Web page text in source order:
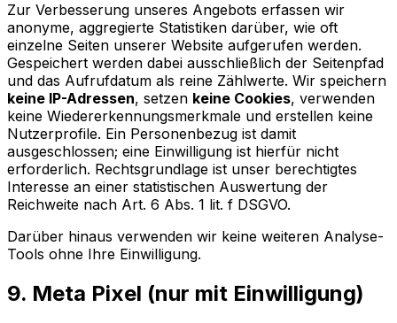
Zur Verbesserung unseres Angebots erfassen wir
anonyme, aggregierte Statistiken darüber, wie oft
einzelne Seiten unserer Website aufgerufen werden.
Gespeichert werden dabei ausschließlich der Seitenpfad
und das Aufrufdatum als reine Zählwerte. Wir speichern
keine IP-Adressen, setzen keine Cookies, verwenden
keine Wiedererkennungsmerkmale und erstellen keine
Nutzerprofile. Ein Personenbezug ist damit
ausgeschlossen; eine Einwilligung ist hierfür nicht
erforderlich. Rechtsgrundlage ist unser berechtigtes
Interesse an einer statistischen Auswertung der
Reichweite nach Art. 6 Abs. 1 lit. f DSGVO.
Darüber hinaus verwenden wir keine weiteren Analyse-
Tools ohne Ihre Einwilligung.
9. Meta Pixel (nur mit Einwilligung)